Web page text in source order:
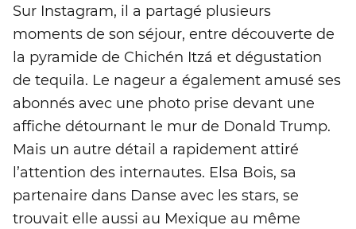
Sur Instagram, il a partagé plusieurs
moments de son séjour, entre découverte de
la pyramide de Chichén Itzá et dégustation
de tequila. Le nageur a également amusé ses
abonnés avec une photo prise devant une
affiche détournant le mur de Donald Trump.
Mais un autre détail a rapidement attiré
l’attention des internautes. Elsa Bois, sa
partenaire dans Danse avec les stars, se
trouvait elle aussi au Mexique au même